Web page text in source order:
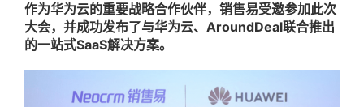
作为华为云的重要战略合作伙伴，销售易受邀参加此次
大会，并成功发布了与华为云、AroundDeal联合推出
的一站式SaaS解决方案。